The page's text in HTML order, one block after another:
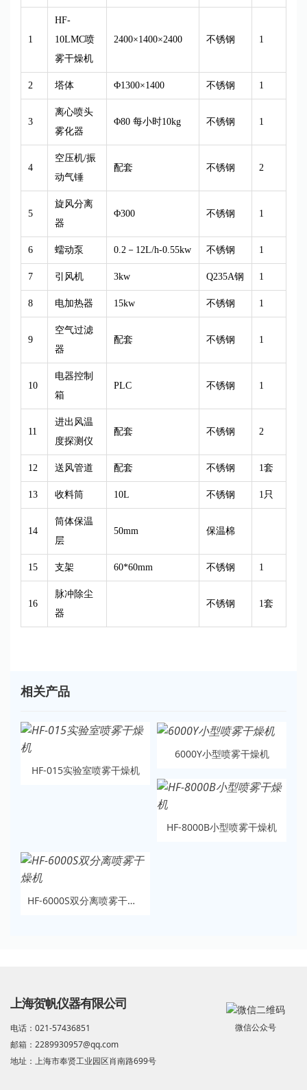
1
HF-
10LMC喷
雾干燥机
2400×1400×2400 不锈钢 1
2 塔体 Φ1300×1400 不锈钢 1
3
离心喷头
雾化器
Φ80 每小时10kg 不锈钢 1
4
空压机/振
动气锤
配套 不锈钢 2
5
旋风分离
器
Φ300 不锈钢 1
6 蠕动泵 0.2－12L/h-0.55kw 不锈钢 1
7 引风机 3kw Q235A钢 1
8 电加热器 15kw 不锈钢 1
9
空气过滤
器
配套 不锈钢 1
10
电器控制
箱
PLC 不锈钢 1
11
进出风温
度探测仪
配套 不锈钢 2
12 送风管道 配套 不锈钢 1套
13 收料筒 10L 不锈钢 1只
14
筒体保温
层
50mm 保温棉
15 支架 60*60mm 不锈钢 1
16
脉冲除尘
器
不锈钢 1套
相关产品
HF-015实验室喷雾干燥机
6000Y小型喷雾干燥机
HF-8000B小型喷雾干燥机
HF-6000S双分离喷雾干燥机
上海贺帆仪器有限公司
电话：021-57436851
邮箱：2289930957@qq.com
地址：上海市奉贤工业园区肖南路699号
微信公众号